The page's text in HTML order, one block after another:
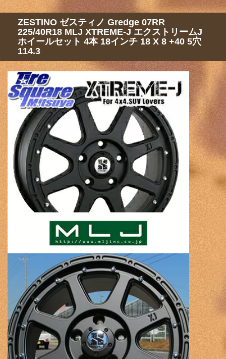
ZESTINO ゼスティノ Gredge 07RR
225/40R18 MLJ XTREME-J エクストリームJ
ホイールセット 4本 18インチ 18 X 8 +40 5穴
114.3